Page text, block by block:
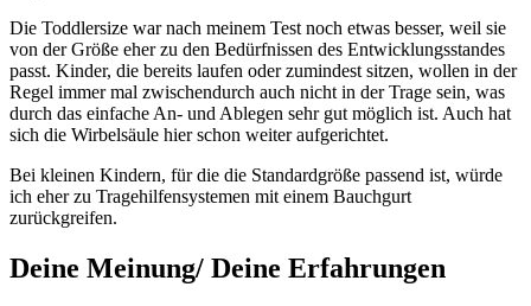
Die Toddlersize war nach meinem Test noch etwas besser, weil sie
von der Größe eher zu den Bedürfnissen des Entwicklungsstandes
passt. Kinder, die bereits laufen oder zumindest sitzen, wollen in der
Regel immer mal zwischendurch auch nicht in der Trage sein, was
durch das einfache An- und Ablegen sehr gut möglich ist. Auch hat
sich die Wirbelsäule hier schon weiter aufgerichtet.
Bei kleinen Kindern, für die die Standardgröße passend ist, würde
ich eher zu Tragehilfensystemen mit einem Bauchgurt
zurückgreifen.
Deine Meinung/ Deine Erfahrungen